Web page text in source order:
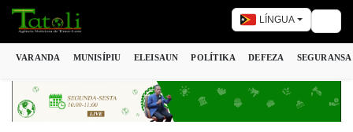
LÍNGUA
VARANDA MUNISÍPIU ELEISAUN POLÍTIKA DEFEZA SEGURANSA